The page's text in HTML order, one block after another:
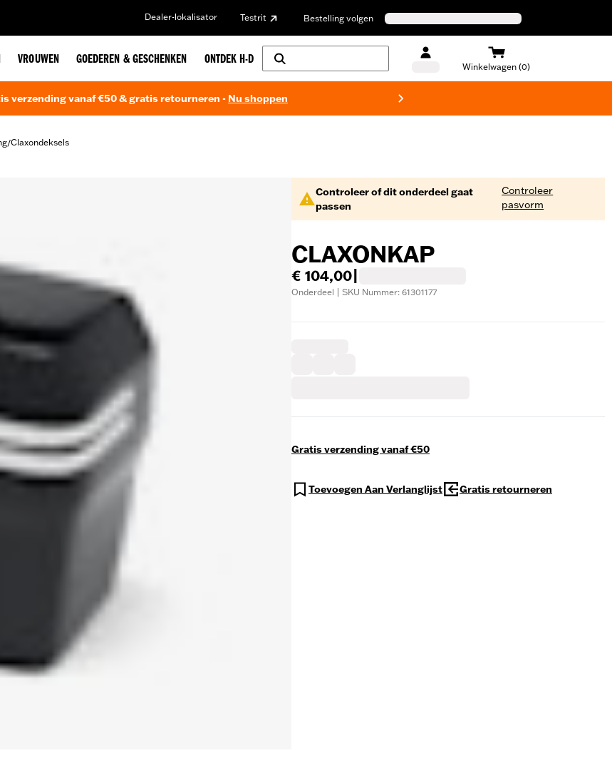
Dealer-lokalisator Testrit Bestelling volgen
VROUWEN GOEDEREN & GESCHENKEN ONTDEK H-D
Winkelwagen (0)
verzending vanaf €50 & gratis retourneren - Nu shoppen
/Claxondeksels
Controleer of dit onderdeel gaat
passen
Controleer
pasvorm
CLAXONKAP
€ 104,00
Onderdeel | SKU Nummer: 61301177
Gratis verzending vanaf €50
Toevoegen Aan Verlanglijst Gratis retourneren